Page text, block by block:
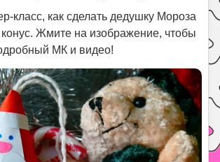
класс, как сделать дедушку Мороза
Жмите на изображение, чтобы
МК и видео!